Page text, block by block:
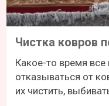
Чистка ковров
Какое-то время все
отказываться от
их чистить,